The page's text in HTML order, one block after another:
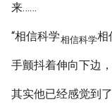
来……
“相信科学相信科学相
手颤抖着伸向下边，
其实他已经感觉到